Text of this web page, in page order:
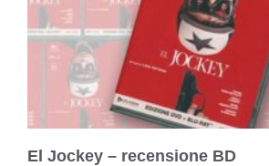
El Jockey – recensione BD